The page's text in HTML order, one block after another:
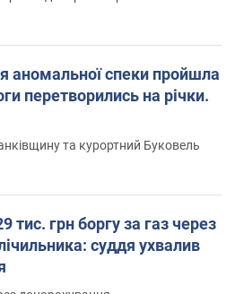
аномальної спеки пройшла
перетворились на річки.
та курортний Буковель
тис. грн боргу за газ через
суддя ухвалив